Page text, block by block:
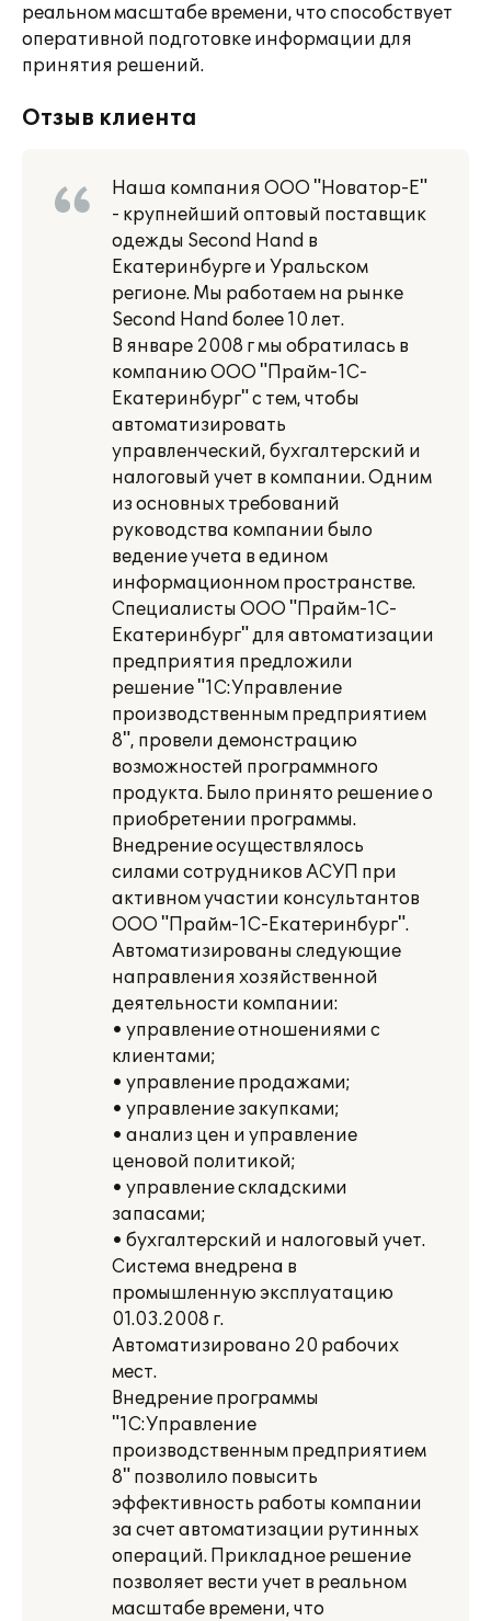
реальном масштабе времени, что способствует
оперативной подготовке информации для
принятия решений.
Отзыв клиента
Наша компания ООО "Новатор-Е"
- крупнейший оптовый поставщик
одежды Second Hand в
Екатеринбурге и Уральском
регионе. Мы работаем на рынке
Second Hand более 10 лет.
В январе 2008 г мы обратилась в
компанию ООО "Прайм-1С-
Екатеринбург" с тем, чтобы
автоматизировать
управленческий, бухгалтерский и
налоговый учет в компании. Одним
из основных требований
руководства компании было
ведение учета в едином
информационном пространстве.
Специалисты ООО "Прайм-1С-
Екатеринбург" для автоматизации
предприятия предложили
решение "1С:Управление
производственным предприятием
8", провели демонстрацию
возможностей программного
продукта. Было принято решение о
приобретении программы.
Внедрение осуществлялось
силами сотрудников АСУП при
активном участии консультантов
ООО "Прайм-1С-Екатеринбург".
Автоматизированы следующие
направления хозяйственной
деятельности компании:
• управление отношениями с
клиентами;
• управление продажами;
• управление закупками;
• анализ цен и управление
ценовой политикой;
• управление складскими
запасами;
• бухгалтерский и налоговый учет.
Система внедрена в
промышленную эксплуатацию
01.03.2008 г.
Автоматизировано 20 рабочих
мест.
Внедрение программы
"1С:Управление
производственным предприятием
8" позволило повысить
эффективность работы компании
за счет автоматизации рутинных
операций. Прикладное решение
позволяет вести учет в реальном
масштабе времени, что